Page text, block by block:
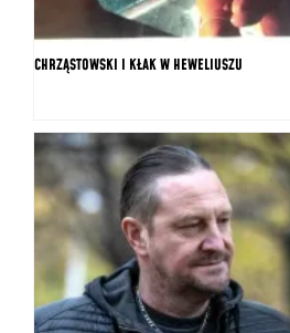
CHRZĄSTOWSKI I KŁAK W HEWELIUSZU